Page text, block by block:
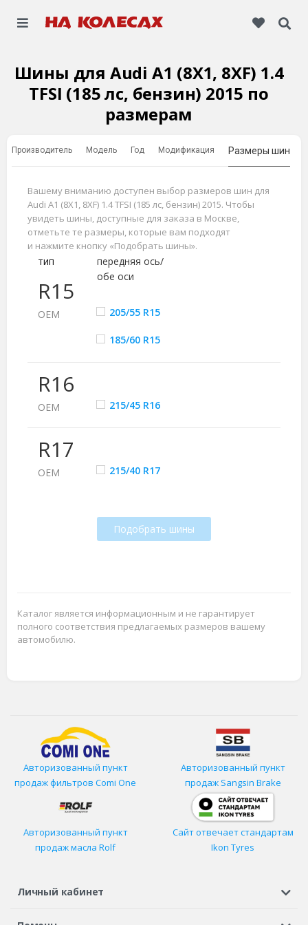
Шины для Audi A1 (8X1, 8XF) 1.4
TFSI (185 лс, бензин) 2015 по
размерам
Производитель Модель Год Модификация Размеры шин
Вашему вниманию доступен выбор размеров шин для
Audi A1 (8X1, 8XF) 1.4 TFSI (185 лс, бензин) 2015. Чтобы
увидеть шины, доступные для заказа в Москве,
отметьте те размеры, которые вам подходят
и нажмите кнопку «Подобрать шины».
R15
тип
передняя ось/
обе оси
ОЕМ 205/55 R15
185/60 R15
R16
ОЕМ 215/45 R16
R17
ОЕМ 215/40 R17
Подобрать шины
Каталог является информационным и не гарантирует
полного соответствия предлагаемых размеров вашему
автомобилю.
Авторизованный пункт
продаж фильтров Comi One
Авторизованный пункт
продаж Sangsin Brake
Авторизованный пункт
продаж масла Rolf
Сайт отвечает стандартам
Ikon Tyres
Личный кабинет